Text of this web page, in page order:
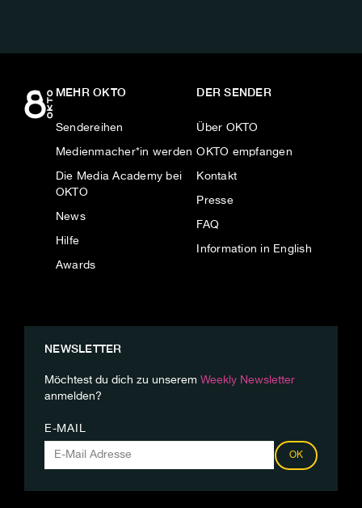
MEHR OKTO
Sendereihen
Medienmacher*in werden
Die Media Academy bei
OKTO
News
Hilfe
Awards
DER SENDER
Über OKTO
OKTO empfangen
Kontakt
Presse
FAQ
Information in English
NEWSLETTER
Möchtest du dich zu unserem Weekly Newsletter
anmelden?
E-MAIL
OK